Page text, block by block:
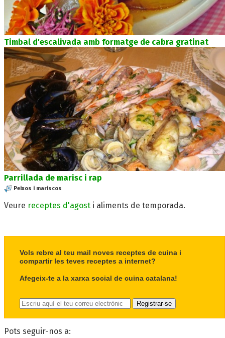
Timbal d'escalivada amb formatge de cabra gratinat
Parrillada de marisc i rap
Peixos i mariscos
Veure receptes d'agost i aliments de temporada.
Vols rebre al teu mail noves receptes de cuina i
compartir les teves receptes a internet?
Afegeix-te a la xarxa social de cuina catalana!
Pots seguir-nos a: